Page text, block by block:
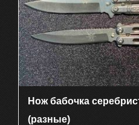
Нож бабочка
(разные)